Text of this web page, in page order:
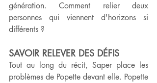
génération. Comment relier deux
personnes qui viennent d'horizons si
différents ?
SAVOIR RELEVER DES DÉFIS
Tout au long du récit, Saper place les
problèmes de Popette devant elle. Popette